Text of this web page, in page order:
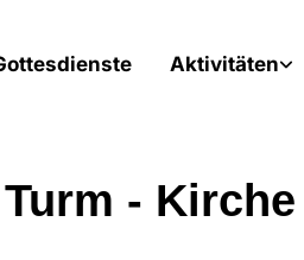
Aktivitäten
- Kirche